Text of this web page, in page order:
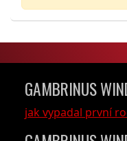
GAMBRINUS
jak vypadal první